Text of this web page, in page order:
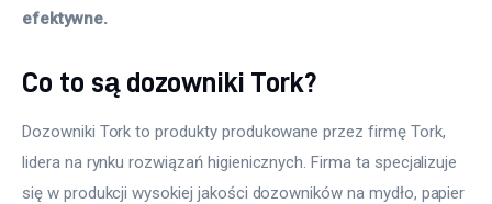
efektywne.
Co to są dozowniki Tork?
Dozowniki Tork to produkty produkowane przez firmę Tork,
lidera na rynku rozwiązań higienicznych. Firma ta specjalizuje
się w produkcji wysokiej jakości dozowników na mydło, papier